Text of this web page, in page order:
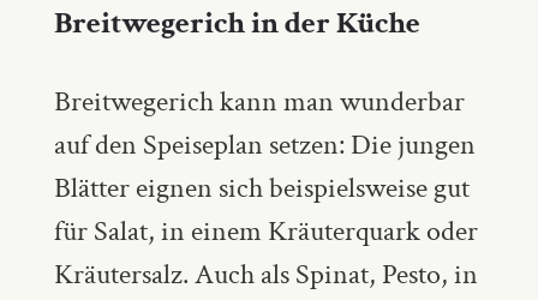
Breitwegerich in der Küche
Breitwegerich kann man wunderbar
auf den Speiseplan setzen: Die jungen
Blätter eignen sich beispielsweise gut
für Salat, in einem Kräuterquark oder
Kräutersalz. Auch als Spinat, Pesto, in